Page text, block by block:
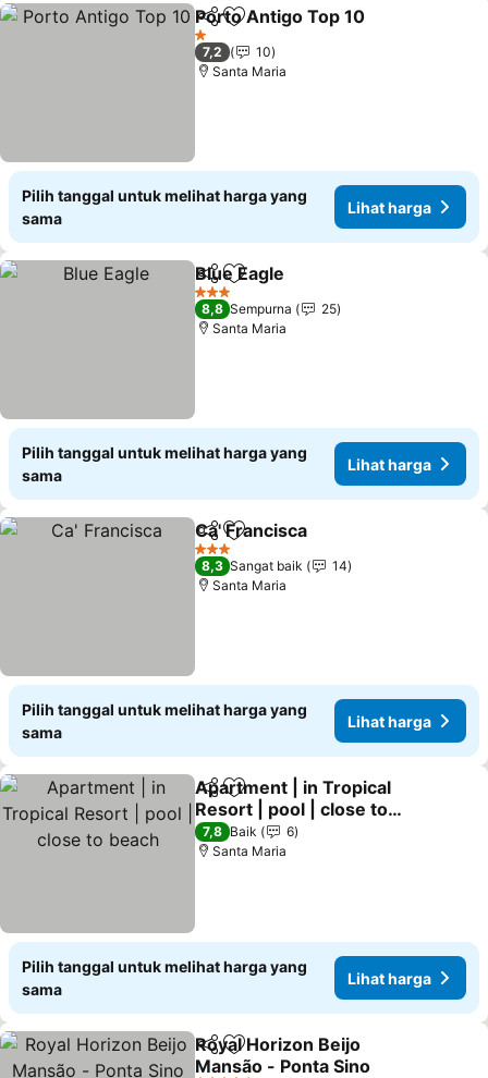
BagikanTambahkan ke favorit
Porto Antigo Top 10
1 Bintang
7,2
10
Santa Maria
Pilih tanggal untuk melihat harga yang
sama
Lihat harga
BagikanTambahkan ke favorit
Blue Eagle
3 Bintang
8,8 Sempurna
25
Santa Maria
Pilih tanggal untuk melihat harga yang
sama
Lihat harga
BagikanTambahkan ke favorit
Ca' Francisca
3 Bintang
8,3 Sangat baik
14
Santa Maria
Pilih tanggal untuk melihat harga yang
sama
Lihat harga
BagikanTambahkan ke favorit
Apartment | in Tropical
Resort | pool | close to
beach
7,8 Baik
6
Santa Maria
Pilih tanggal untuk melihat harga yang
sama
Lihat harga
BagikanTambahkan ke favorit
Royal Horizon Beijo
Mansão - Ponta Sino